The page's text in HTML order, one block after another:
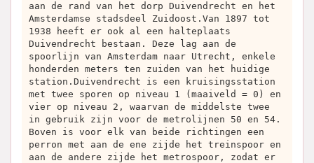
aan de rand van het dorp Duivendrecht en het
Amsterdamse stadsdeel Zuidoost.Van 1897 tot
1938 heeft er ook al een halteplaats
Duivendrecht bestaan. Deze lag aan de
spoorlijn van Amsterdam naar Utrecht, enkele
honderden meters ten zuiden van het huidige
station.Duivendrecht is een kruisingsstation
met twee sporen op niveau 1 (maaiveld = 0) en
vier op niveau 2, waarvan de middelste twee
in gebruik zijn voor de metrolijnen 50 en 54.
Boven is voor elk van beide richtingen een
perron met aan de ene zijde het treinspoor en
aan de andere zijde het metrospoor, zodat er